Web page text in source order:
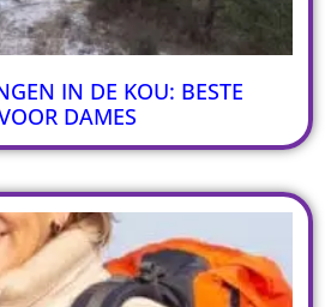
IN DE KOU: BESTE
DAMES